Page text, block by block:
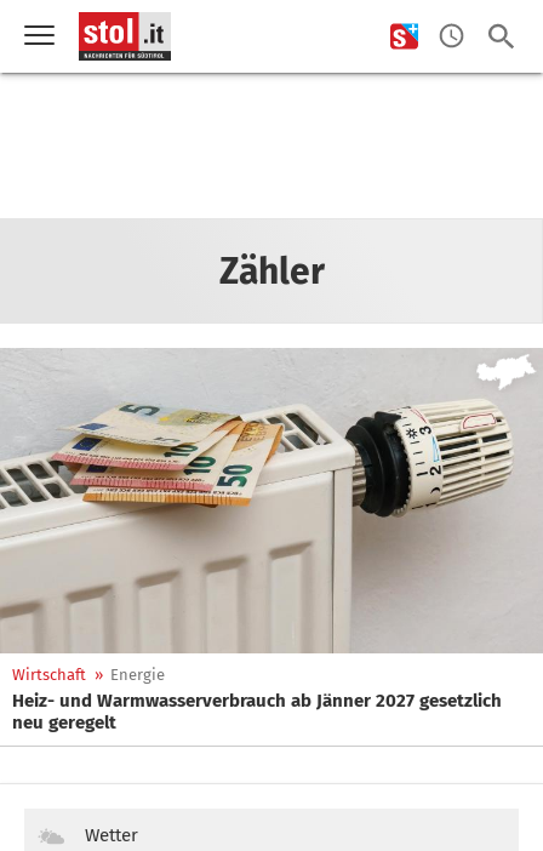
Zähler
Wirtschaft » Energie
Heiz- und Warmwasserverbrauch ab Jänner 2027 gesetzlich
neu geregelt
Wetter